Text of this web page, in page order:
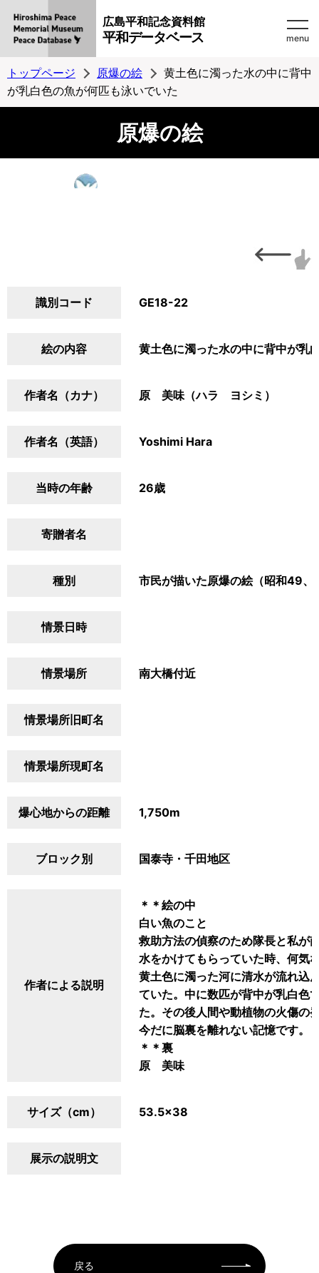
広島平和記念資料館
平和データベース menu
トップページ 原爆の絵
黄土色に濁った水の中に背中
が乳白色の魚が何匹も泳いでいた
原爆の絵
識別コード GE18-22
絵の内容 黄土色に濁った水の中に背中が乳
作者名（カナ） 原 美味（ハラ ヨシミ）
作者名（英語） Yoshimi Hara
当時の年齢 26歳
寄贈者名
種別 市民が描いた原爆の絵（昭和49、
情景日時
情景場所 南大橋付近
情景場所旧町名
情景場所現町名
爆心地からの距離 1,750m
ブロック別 国泰寺・千田地区
作者による説明
＊＊絵の中
白い魚のこと
救助方法の偵察のため隊長と私が
水をかけてもらっていた時、何気
黄土色に濁った河に清水が流れ込
ていた。中に数匹が背中が乳白色
た。その後人間や動植物の火傷の
今だに脳裏を離れない記憶です。
＊＊裏
原 美味
サイズ（cm） 53.5×38
展示の説明文
戻る